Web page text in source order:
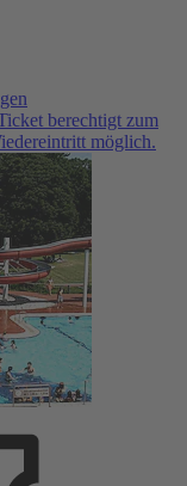
berechtigt zum
möglich.